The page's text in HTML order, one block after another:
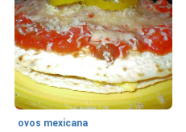
ovos mexicana